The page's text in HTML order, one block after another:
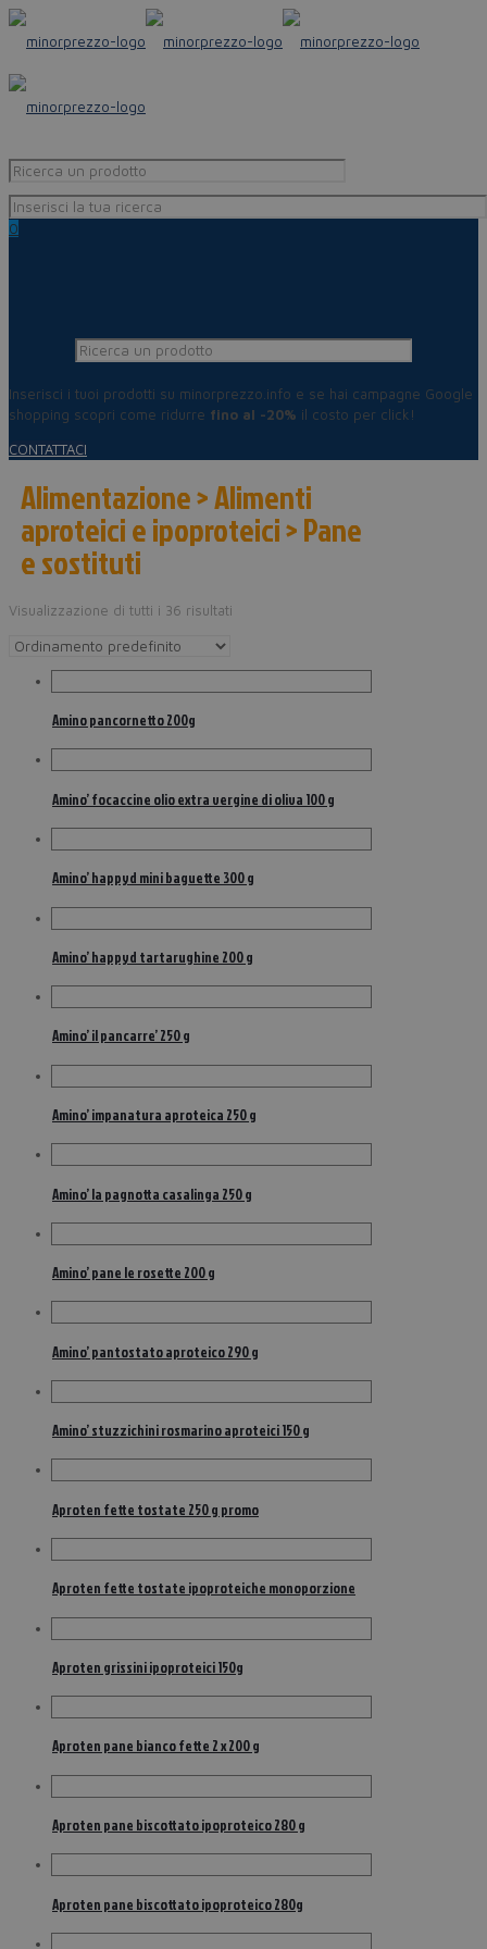
0
Inserisci i tuoi prodotti su minorprezzo.info e se hai campagne Google
shopping scopri come ridurre fino al -20% il costo per click!
CONTATTACI
Alimentazione > Alimenti
aproteici e ipoproteici > Pane
e sostituti
Visualizzazione di tutti i 36 risultati
Amino pancornetto 200g
Amino’ focaccine olio extra vergine di oliva 100 g
Amino’ happyd mini baguette 300 g
Amino’ happyd tartarughine 200 g
Amino’ il pancarre’ 250 g
Amino’ impanatura aproteica 250 g
Amino’ la pagnotta casalinga 250 g
Amino’ pane le rosette 200 g
Amino’ pantostato aproteico 290 g
Amino’ stuzzichini rosmarino aproteici 150 g
Aproten fette tostate 250 g promo
Aproten fette tostate ipoproteiche monoporzione
Aproten grissini ipoproteici 150g
Aproten pane bianco fette 2 x 200 g
Aproten pane biscottato ipoproteico 280 g
Aproten pane biscottato ipoproteico 280g